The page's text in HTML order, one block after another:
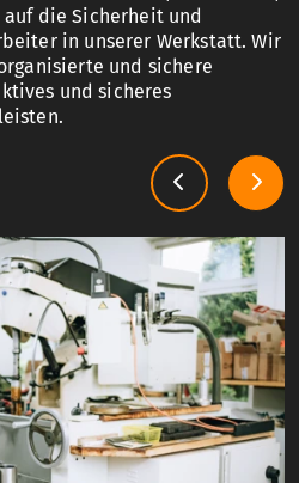
die Sicherheit und
in unserer Werkstatt. Wir
und sichere
und sicheres
Previous